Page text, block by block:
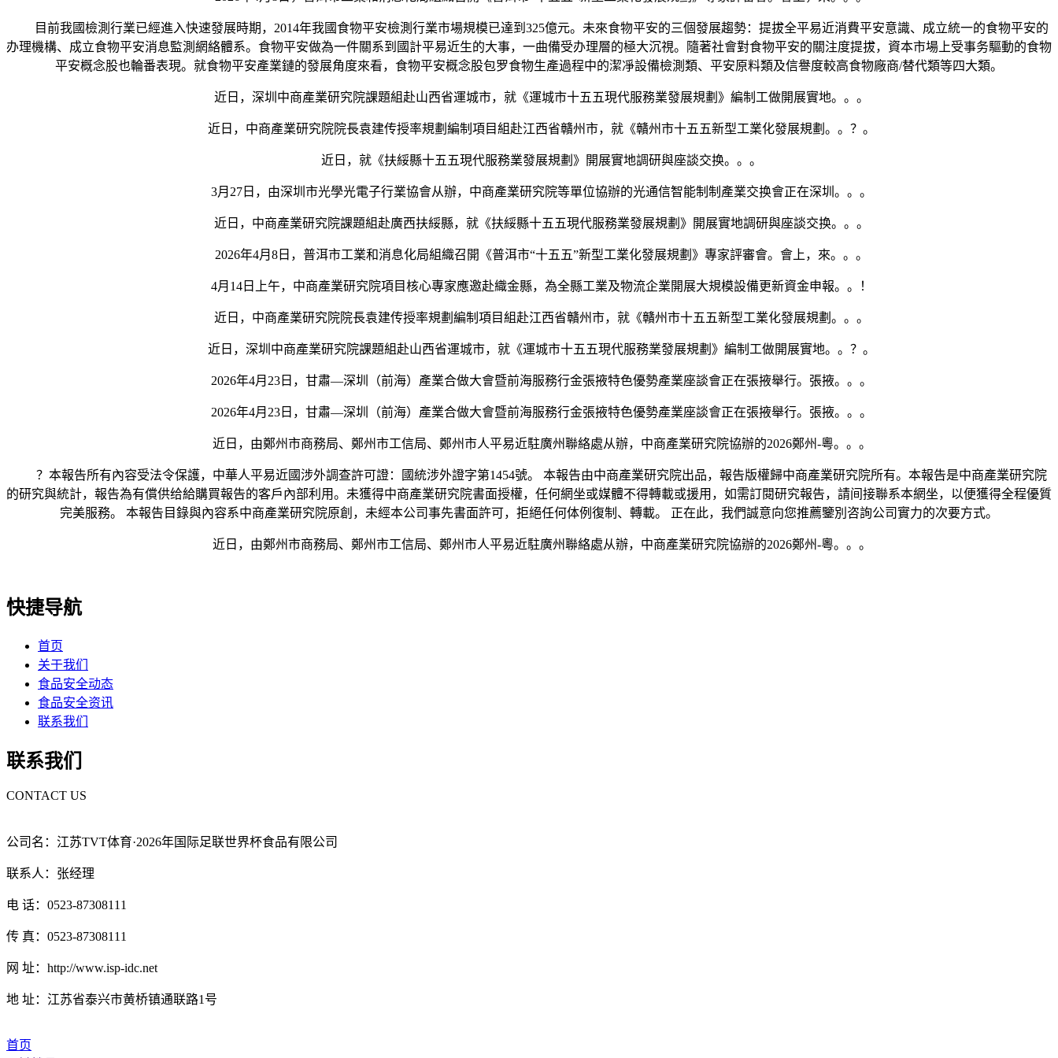
目前我國檢測行業已經進入快速發展時期，2014年我國食物平安檢測行業市場規模已達到325億元。未來食物平安的三個發展趨勢：提拔全平易近消費平安意識、成立統一的食物平安的
办理機構、成立食物平安消息監測網絡體系。食物平安做為一件關系到國計平易近生的大事，一曲備受办理層的極大沉視。隨著社會對食物平安的關注度提拔，資本市場上受事务驅動的食物
平安概念股也輪番表現。就食物平安產業鏈的發展角度來看，食物平安概念股包罗食物生產過程中的潔凈設備檢測類、平安原料類及信譽度較高食物廠商/替代類等四大類。
近日，深圳中商產業研究院課題組赴山西省運城市，就《運城市十五五現代服務業發展規劃》編制工做開展實地。。。
近日，中商產業研究院院長袁建传授率規劃編制項目組赴江西省贛州市，就《贛州市十五五新型工業化發展規劃。。？。
近日，就《扶綏縣十五五現代服務業發展規劃》開展實地調研與座談交换。。。
3月27日，由深圳市光學光電子行業協會从辦，中商產業研究院等單位協辦的光通信智能制制產業交换會正在深圳。。。
近日，中商產業研究院課題組赴廣西扶綏縣，就《扶綏縣十五五現代服務業發展規劃》開展實地調研與座談交换。。。
2026年4月8日，普洱市工業和消息化局組織召開《普洱市“十五五”新型工業化發展規劃》專家評審會。會上，來。。。
4月14日上午，中商產業研究院項目核心專家應邀赴織金縣，為全縣工業及物流企業開展大規模設備更新資金申報。。！
近日，中商產業研究院院長袁建传授率規劃編制項目組赴江西省贛州市，就《贛州市十五五新型工業化發展規劃。。。
近日，深圳中商產業研究院課題組赴山西省運城市，就《運城市十五五現代服務業發展規劃》編制工做開展實地。。？。
2026年4月23日，甘肅—深圳（前海）產業合做大會暨前海服務行金張掖特色優勢產業座談會正在張掖舉行。張掖。。。
2026年4月23日，甘肅—深圳（前海）產業合做大會暨前海服務行金張掖特色優勢產業座談會正在張掖舉行。張掖。。。
近日，由鄭州市商務局、鄭州市工信局、鄭州市人平易近駐廣州聯絡處从辦，中商產業研究院協辦的2026鄭州-粵。。。
？本報告所有內容受法令保護，中華人平易近國涉外調查許可證：國統涉外證字第1454號。 本報告由中商產業研究院出品，報告版權歸中商產業研究院所有。本報告是中商產業研究院
的研究與統計，報告為有償供给給購買報告的客戶內部利用。未獲得中商產業研究院書面授權，任何網坐或媒體不得轉載或援用，如需訂閱研究報告，請间接聯系本網坐，以便獲得全程優質
完美服務。 本報告目錄與內容系中商產業研究院原創，未經本公司事先書面許可，拒絕任何体例復制、轉載。 正在此，我們誠意向您推薦鑒別咨詢公司實力的次要方式。
近日，由鄭州市商務局、鄭州市工信局、鄭州市人平易近駐廣州聯絡處从辦，中商產業研究院協辦的2026鄭州-粵。。。
快捷导航
首页
关于我们
食品安全动态
食品安全资讯
联系我们
联系我们
CONTACT US
公司名：江苏TVT体育·2026年国际足联世界杯食品有限公司
联系人：张经理
电 话：0523-87308111
传 真：0523-87308111
网 址：http://www.isp-idc.net
地 址：江苏省泰兴市黄桥镇通联路1号
首页